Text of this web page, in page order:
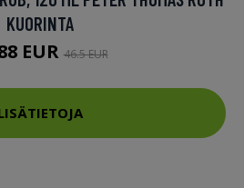
KUORINTA
EUR46.5 EUR